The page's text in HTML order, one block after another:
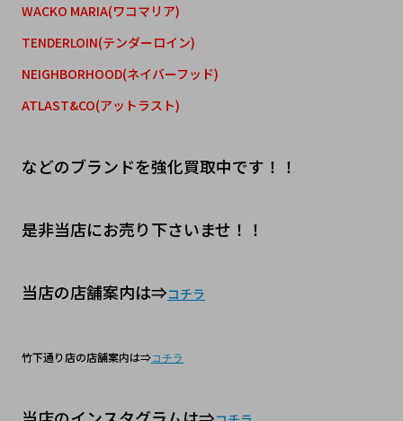
WACKO MARIA(ワコマリア)
TENDERLOIN(テンダーロイン)
NEIGHBORHOOD(ネイバーフッド)
ATLAST&CO(アットラスト)
などのブランドを強化買取中です！！
是非当店にお売り下さいませ！！
当店の店舗案内は⇒コチラ
竹下通り店の店舗案内は⇒コチラ